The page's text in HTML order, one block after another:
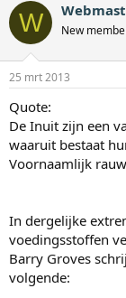
W New
25 mrt 2013
Quote:
De Inuit zijn een
waaruit bestaat
Voornaamlijk
In dergelijke
voedingsstoffen
Barry Groves
volgende: